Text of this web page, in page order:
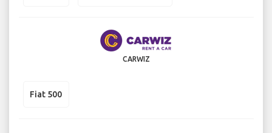
CARWIZ
Fiat 500